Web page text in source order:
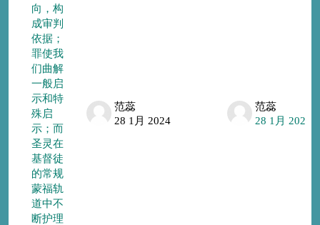
向，构
成审判
依据；
罪使我
们曲解
一般启
示和特
殊启
示；而
圣灵在
基督徒
的常规
蒙福轨
道中不
断护理
范蕊
28 1月 2024
范蕊
28 1月 2024